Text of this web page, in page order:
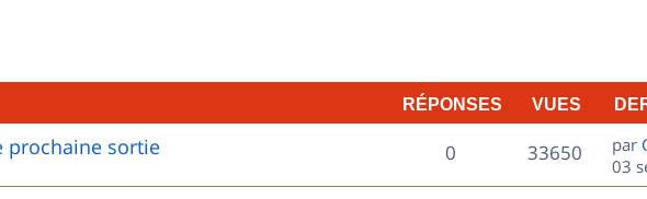
RÉPONSES VUES
prochaine sortie 0R
é
33650V
u
D
e
r
par
03